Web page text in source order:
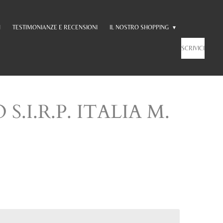
TESTIMONIANZE E RECENSIONI IL NOSTRO SHOPPING
SCRIVICI
S.I.R.P. ITALIA M.